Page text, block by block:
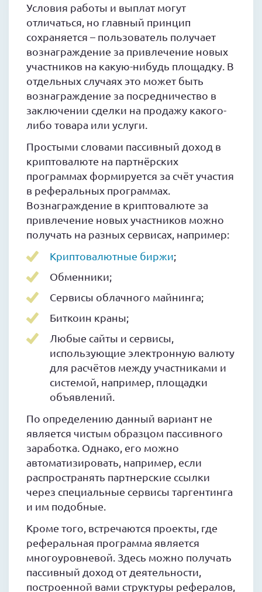
Условия работы и выплат могут
отличаться, но главный принцип
сохраняется – пользователь получает
вознаграждение за привлечение новых
участников на какую-нибудь площадку. В
отдельных случаях это может быть
вознаграждение за посредничество в
заключении сделки на продажу какого-
либо товара или услуги.
Простыми словами пассивный доход в
криптовалюте на партнёрских
программах формируется за счёт участия
в реферальных программах.
Вознаграждение в криптовалюте за
привлечение новых участников можно
получать на разных сервисах, например:
Криптовалютные биржи;
Обменники;
Сервисы облачного майнинга;
Биткоин краны;
Любые сайты и сервисы,
использующие электронную валюту
для расчётов между участниками и
системой, например, площадки
объявлений.
По определению данный вариант не
является чистым образцом пассивного
заработка. Однако, его можно
автоматизировать, например, если
распространять партнерские ссылки
через специальные сервисы таргентинга
и им подобные.
Кроме того, встречаются проекты, где
реферальная программа является
многоуровневой. Здесь можно получать
пассивный доход от деятельности,
построенной вами структуры рефералов,